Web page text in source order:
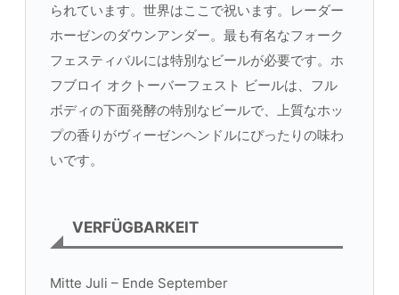
られています。世界はここで祝います。レーダー
ホーゼンのダウンアンダー。最も有名なフォーク
フェスティバルには特別なビールが必要です。ホ
フブロイ オクトーバーフェスト ビールは、フル
ボディの下面発酵の特別なビールで、上質なホッ
プの香りがヴィーゼンヘンドルにぴったりの味わ
いです。
VERFÜGBARKEIT
Mitte Juli – Ende September